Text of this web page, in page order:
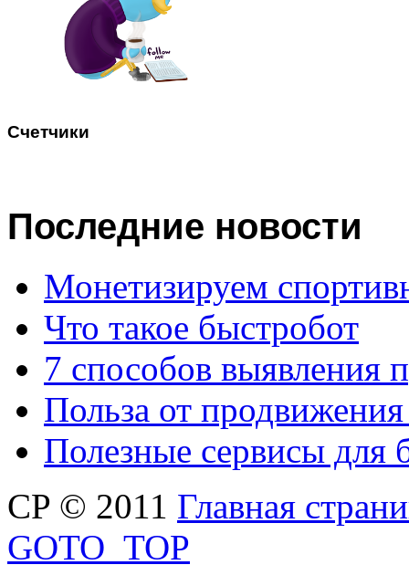
Счетчики
Последние новости
Монетизируем
Что такое быстробот
7 способов выявления
Польза от
Полезные сервисы для
CP © 2011 Главная
GOTO_TOP